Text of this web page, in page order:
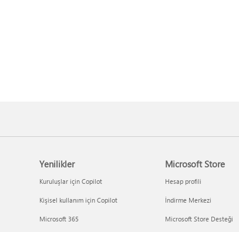
Yenilikler
Kuruluşlar için Copilot
Kişisel kullanım için Copilot
Microsoft 365
Microsoft Store
Hesap profili
İndirme Merkezi
Microsoft Store Desteği